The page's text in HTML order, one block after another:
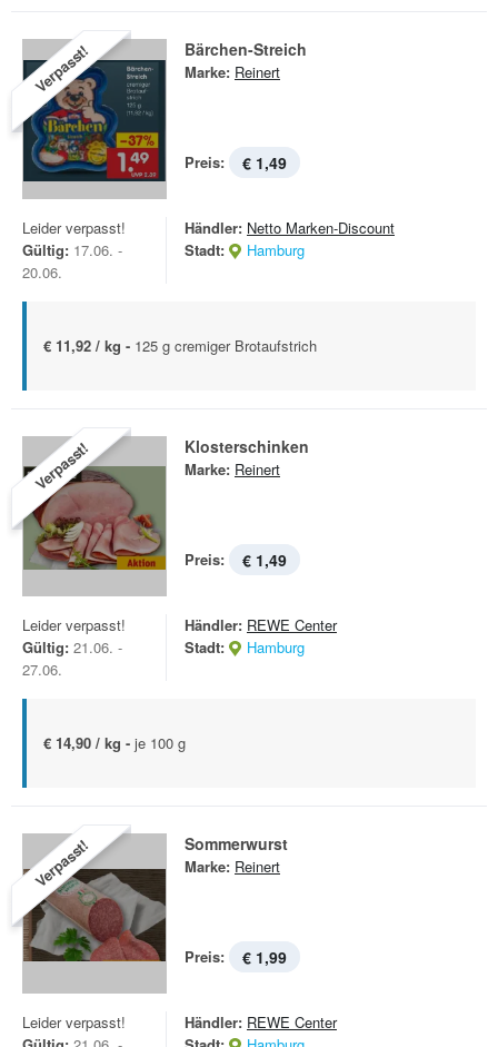
Verpasst! Bärchen-Streich
Marke: Reinert
Preis: € 1,49
Leider verpasst!
Gültig: 17.06. -
20.06.
Händler: Netto Marken-Discount
Stadt:
Hamburg
€ 11,92 / kg - 125 g cremiger Brotaufstrich
Verpasst! Klosterschinken
Marke: Reinert
Preis: € 1,49
Leider verpasst!
Gültig: 21.06. -
27.06.
Händler: REWE Center
Stadt:
Hamburg
€ 14,90 / kg - je 100 g
Verpasst! Sommerwurst
Marke: Reinert
Preis: € 1,99
Leider verpasst!
Händler: REWE Center